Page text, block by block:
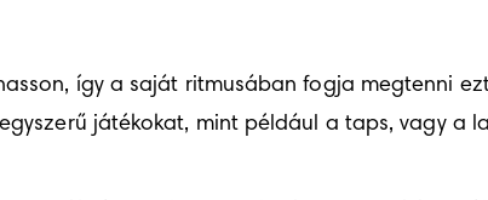
így a saját ritmusában fogja megtenni
játékokat, mint például a taps, vagy a